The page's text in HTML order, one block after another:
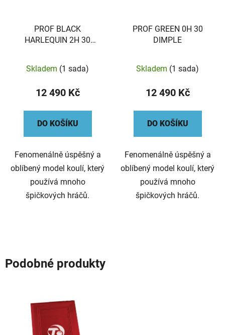
PROF BLACK
HARLEQUIN 2H 30
Skladem (1 sada)
12 490 Kč
DO KOŠÍKU
Fenomenálně úspěšný a
oblíbený model koulí, který
používá mnoho
špičkových hráčů.
PROF GREEN 0H 30
DIMPLE
Skladem (1 sada)
12 490 Kč
DO KOŠÍKU
Fenomenálně úspěšný a
oblíbený model koulí, který
používá mnoho
špičkových hráčů.
Podobné produkty